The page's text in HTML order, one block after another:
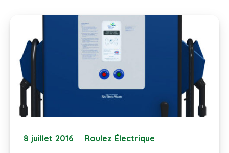
8 juillet 2016 Roulez Électrique